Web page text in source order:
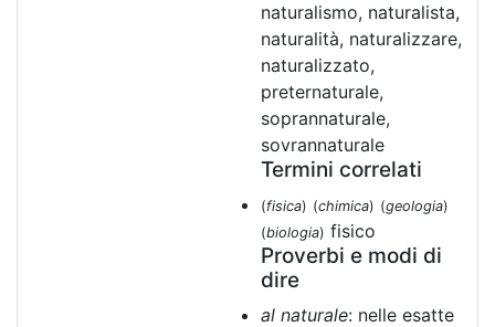
naturalismo, naturalista,
naturalità, naturalizzare,
naturalizzato,
preternaturale,
soprannaturale,
sovrannaturale
Termini correlati
(fisica) (chimica) (geologia)
(biologia) fisico
Proverbi e modi di
dire
al naturale: nelle esatte